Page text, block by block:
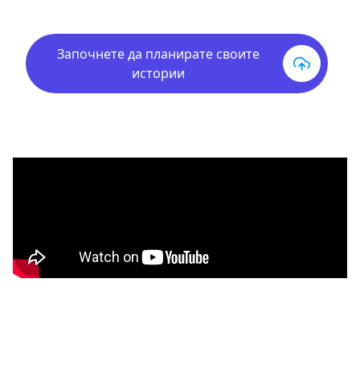
Започнете да планирате своите
истории